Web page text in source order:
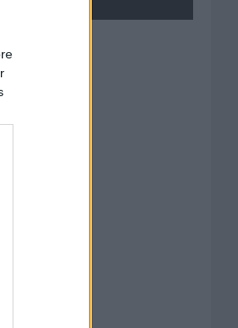
Alias
Sanna
Pirina